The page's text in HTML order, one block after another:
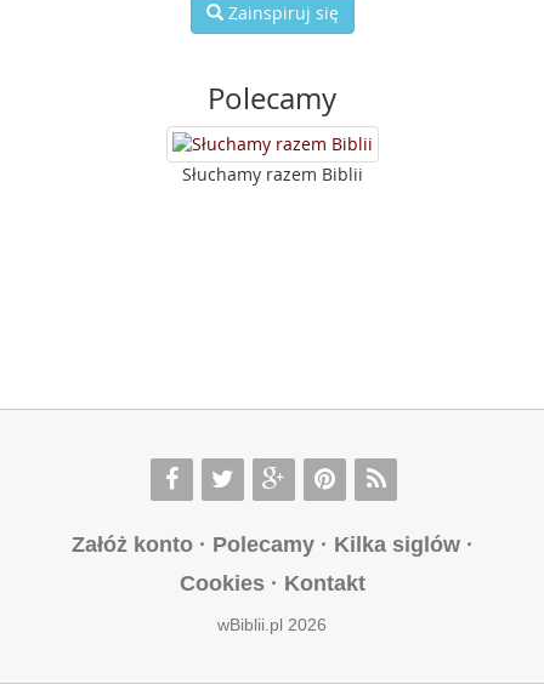
Zainspiruj się
Polecamy
Słuchamy razem Biblii
Załóż konto· Polecamy· Kilka siglów·
Cookies· Kontakt
wBiblii.pl 2026